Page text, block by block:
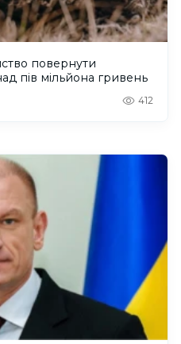
повернути
пів мільйона гривень
412